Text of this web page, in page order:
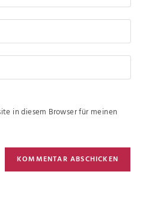
in diesem Browser für meinen